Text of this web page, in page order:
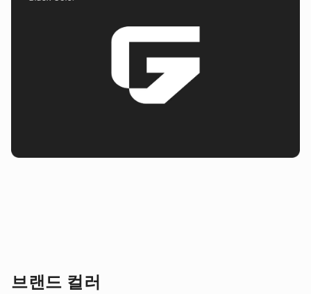
브랜드 컬러